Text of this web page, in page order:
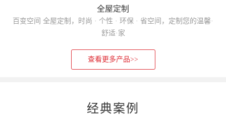
全屋定制
百变空间 全屋定制，时尚 · 个性 · 环保 · 省空间，定制您的温馨·
舒适·家
查看更多产品>>
经典案例